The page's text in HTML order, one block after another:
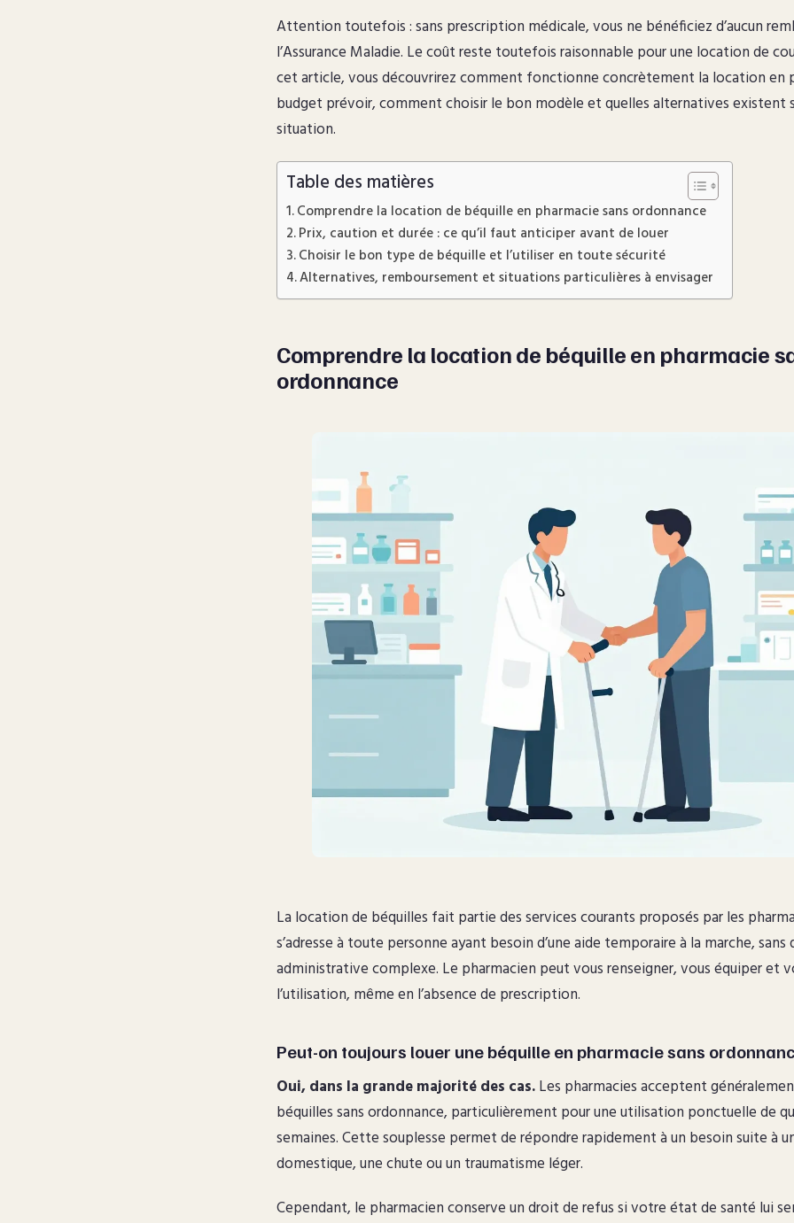
Attention toutefois : sans prescription médicale, vous ne bénéficiez d’aucun
l’Assurance Maladie. Le coût reste toutefois raisonnable pour une location de
cet article, vous découvrirez comment fonctionne concrètement la location en
budget prévoir, comment choisir le bon modèle et quelles alternatives existent
situation.
Table des matières
Comprendre la location de béquille en pharmacie sans ordonnance
Prix, caution et durée : ce qu’il faut anticiper avant de louer
Choisir le bon type de béquille et l’utiliser en toute sécurité
Alternatives, remboursement et situations particulières à envisager
Comprendre la location de béquille en pharmacie
ordonnance
La location de béquilles fait partie des services courants proposés par les
s’adresse à toute personne ayant besoin d’une aide temporaire à la marche, sans
administrative complexe. Le pharmacien peut vous renseigner, vous équiper et
l’utilisation, même en l’absence de prescription.
Peut-on toujours louer une béquille en pharmacie sans
Oui, dans la grande majorité des cas.Les pharmacies acceptent
béquilles sans ordonnance, particulièrement pour une utilisation ponctuelle de
semaines. Cette souplesse permet de répondre rapidement à un besoin suite à
domestique, une chute ou un traumatisme léger.
Cependant, le pharmacien conserve un droit de refus si votre état de santé lui